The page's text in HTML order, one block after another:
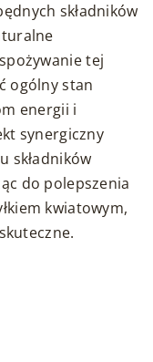
składników
tej
ogólny stan
energii i
synergiczny
składników
do polepszenia
kwiatowym,